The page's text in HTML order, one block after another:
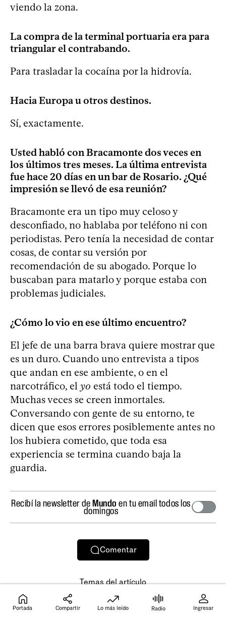
viendo la zona.
La compra de la terminal portuaria era para
triangular el contrabando.
Para trasladar la cocaína por la hidrovía.
Hacia Europa u otros destinos.
Sí, exactamente.
Usted habló con Bracamonte dos veces en
los últimos tres meses. La última entrevista
fue hace 20 días en un bar de Rosario. ¿Qué
impresión se llevó de esa reunión?
Bracamonte era un tipo muy celoso y
desconfiado, no hablaba por teléfono ni con
periodistas. Pero tenía la necesidad de contar
cosas, de contar su versión por
recomendación de su abogado. Porque lo
buscaban para matarlo y porque estaba con
problemas judiciales.
¿Cómo lo vio en ese último encuentro?
El jefe de una barra brava quiere mostrar que
es un duro. Cuando uno entrevista a tipos
que andan en ese ambiente, o en el
narcotráfico, el yo está todo el tiempo.
Muchas veces se creen inmortales.
Conversando con gente de su entorno, te
dicen que esos errores posiblemente antes no
los hubiera cometido, que toda esa
experiencia se termina cuando baja la
guardia.
Recibí la newsletter deMundo en tu email todos los
domingos
Comentar
Temas del artículo
Argentina Rosario Rosario Central Seguridad
Portada Compartir Lo más leído Radio Ingresar